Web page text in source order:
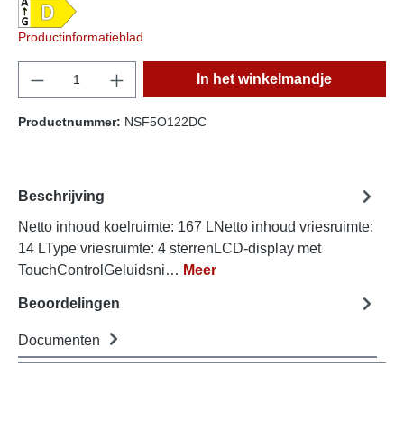
Productinformatieblad
component.product.quantitySelect.legend
In het winkelmandje
Productnummer: NSF5O122DC
Beschrijving
Netto inhoud koelruimte: 167 LNetto inhoud vriesruimte:
14 LType vriesruimte: 4 sterrenLCD-display met
TouchControlGeluidsni… Meer
Beoordelingen
Documenten